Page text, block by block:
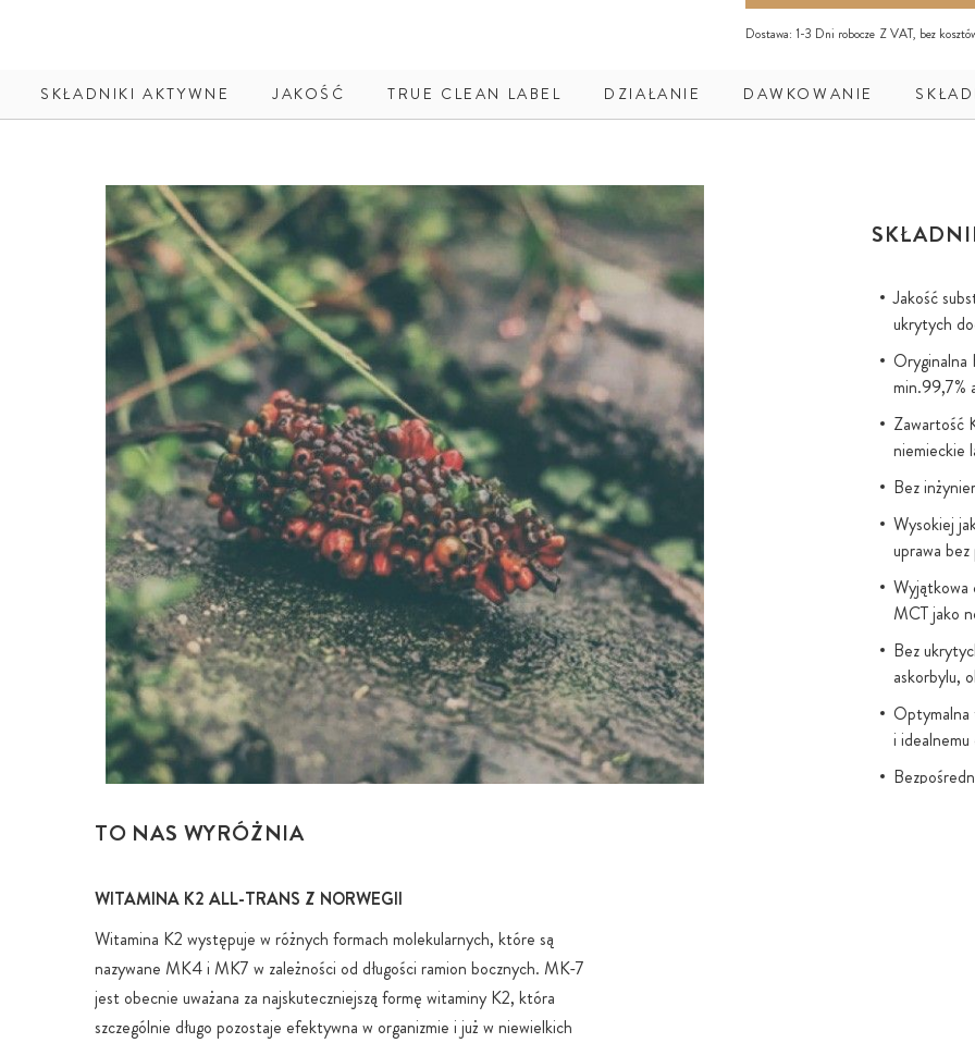
Dostawa: 1-3 Dni robocze Z VAT, bez
SKŁADNIKI AKTYWNE JAKOŚĆ TRUE CLEAN LABEL DZIAŁANIE DAWKOWANIE
Jakość
ukrytych
min.99,7%
Zawartość
niemieckie
Bez
Wysokiej
uprawa
Wyjątkowa
MCT jako
Bez
askorbylu,
Optymalna
i
W kropli
TO NAS WYRÓŻNIA
WITAMINA K2 ALL-TRANS Z NORWEGII
Witamina K2 występuje w różnych formach molekularnych, które są
nazywane MK4 i MK7 w zależności od długości ramion bocznych. MK-7
jest obecnie uważana za najskuteczniejszą formę witaminy K2, która
szczególnie długo pozostaje efektywna w organizmie i już w niewielkich